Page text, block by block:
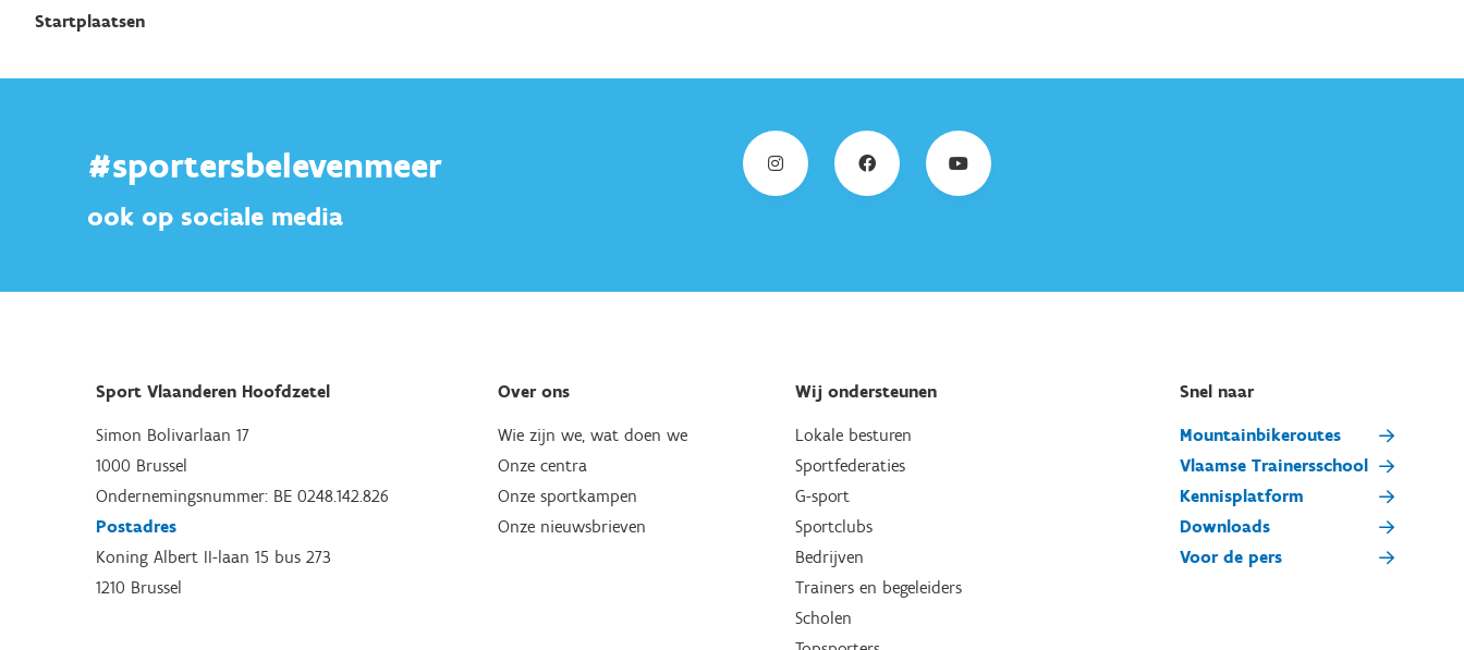
Startplaatsen
#sportersbelevenmeer
ook op sociale media
Sport Vlaanderen Hoofdzetel
Simon Bolivarlaan 17
1000 Brussel
Ondernemingsnummer: BE 0248.142.826
Postadres
Koning Albert II-laan 15 bus 273
1210 Brussel
Over ons
Wie zijn we, wat doen we
Onze centra
Onze sportkampen
Onze nieuwsbrieven
Wij ondersteunen
Lokale besturen
Sportfederaties
G-sport
Sportclubs
Bedrijven
Trainers en begeleiders
Scholen
Snel naar
Mountainbikeroutes
Vlaamse Trainersschool
Kennisplatform
Downloads
Voor de pers